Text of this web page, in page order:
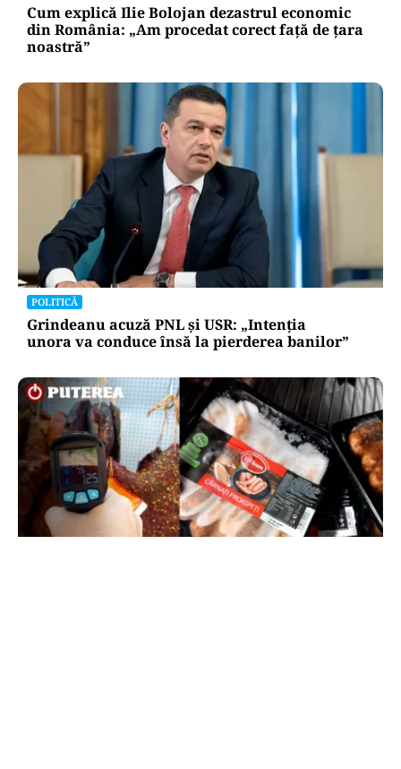
Cum explică Ilie Bolojan dezastrul economic
din România: „Am procedat corect față de țara
noastră”
POLITICĂ
Grindeanu acuză PNL și USR: „Intenția
unora va conduce însă la pierderea banilor”